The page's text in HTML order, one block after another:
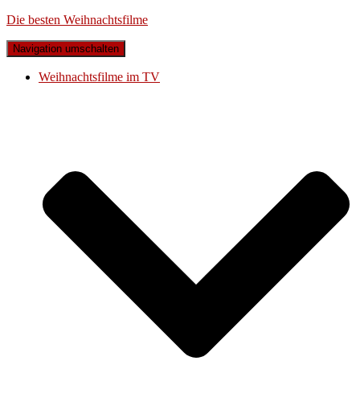
Die besten Weihnachtsfilme
Navigation umschalten
Weihnachtsfilme im TV